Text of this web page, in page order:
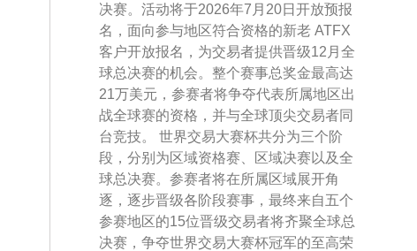
决赛。活动将于2026年7月20日开放预报
名，面向参与地区符合资格的新老 ATFX
客户开放报名，为交易者提供晋级12月全
球总决赛的机会。整个赛事总奖金最高达
21万美元，参赛者将争夺代表所属地区出
战全球赛的资格，并与全球顶尖交易者同
台竞技。 世界交易大赛杯共分为三个阶
段，分别为区域资格赛、区域决赛以及全
球总决赛。参赛者将在所属区域展开角
逐，逐步晋级各阶段赛事，最终来自五个
参赛地区的15位晋级交易者将齐聚全球总
决赛，争夺世界交易大赛杯冠军的至高荣